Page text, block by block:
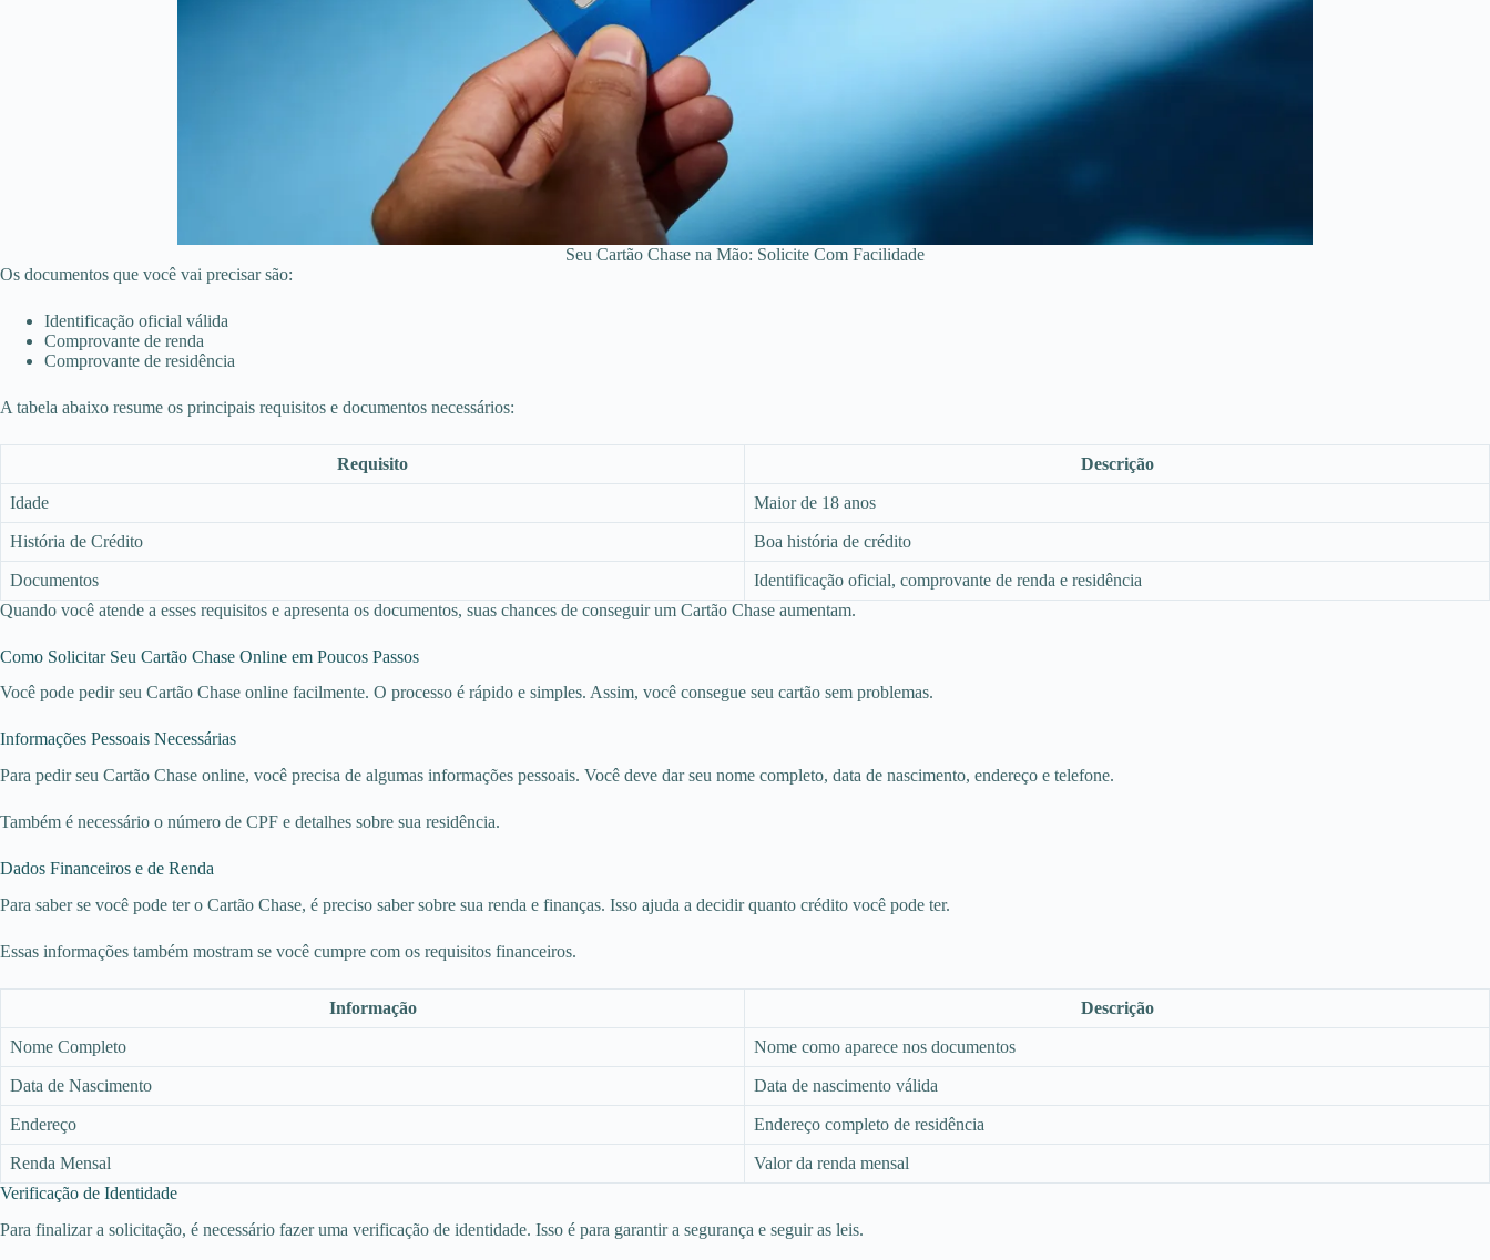
Seu Cartão Chase na Mão: Solicite Com Facilidade
Os documentos que você vai precisar são:
Identificação oficial válida
Comprovante de renda
Comprovante de residência
A tabela abaixo resume os principais requisitos e documentos necessários:
Requisito Descrição
Idade Maior de 18 anos
História de Crédito Boa história de crédito
Documentos
Identificação oficial, comprovante de renda e residência
Quando você atende a esses requisitos e apresenta os documentos, suas chances de conseguir um Cartão Chase aumentam.
Como Solicitar Seu Cartão Chase Online em Poucos Passos
Você pode pedir seu Cartão Chase online facilmente. O processo é rápido e simples. Assim, você consegue seu cartão sem problemas.
Informações Pessoais Necessárias
Para pedir seu Cartão Chase online, você precisa de algumas informações pessoais. Você deve dar seu nome completo, data de nascimento, endereço e telefone.
Também é necessário o número de CPF e detalhes sobre sua residência.
Dados Financeiros e de Renda
Para saber se você pode ter o Cartão Chase, é preciso saber sobre sua renda e finanças. Isso ajuda a decidir quanto crédito você pode ter.
Essas informações também mostram se você cumpre com os requisitos financeiros.
Informação Descrição
Nome Completo Nome como aparece nos documentos
Data de Nascimento Data de nascimento válida
Endereço Endereço completo de residência
Renda Mensal
Valor da renda mensal
Verificação de Identidade
Para finalizar a solicitação, é necessário fazer uma verificação de identidade. Isso é para garantir a segurança e seguir as leis.